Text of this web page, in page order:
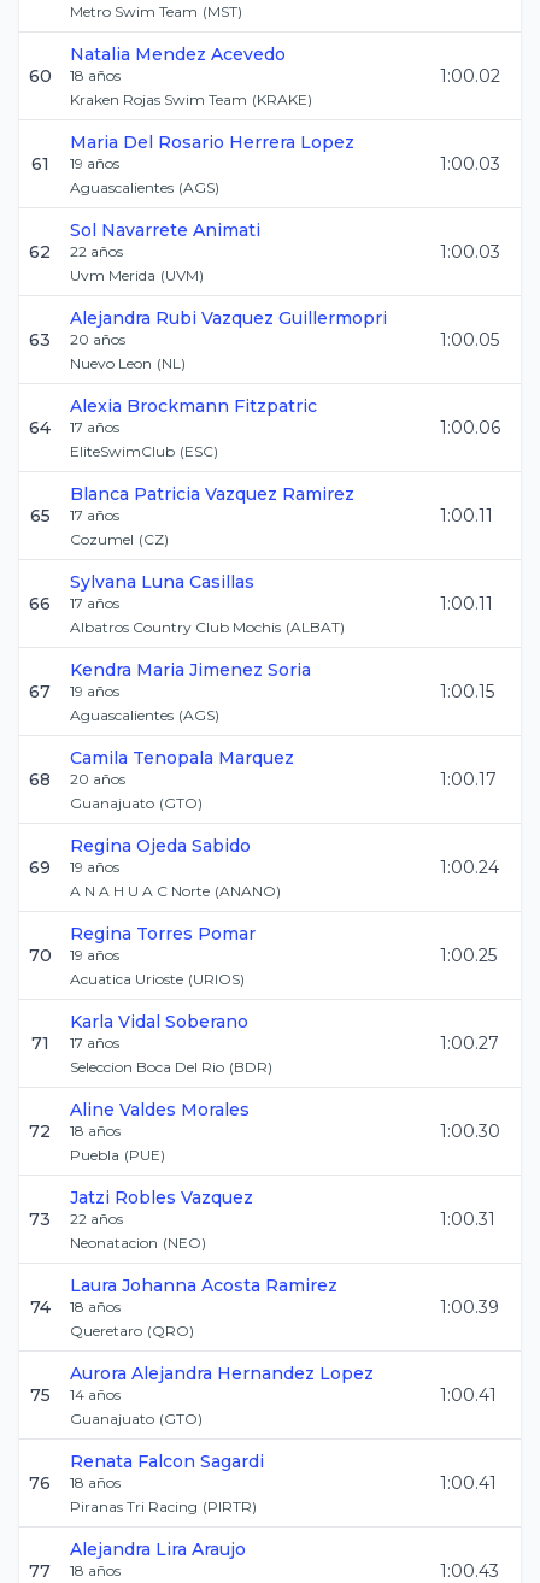
Metro Swim Team (MST)
60
Natalia Mendez Acevedo
18 años
Kraken Rojas Swim Team (KRAKE)
1:00.02
61
Maria Del Rosario Herrera Lopez
19 años
Aguascalientes (AGS)
1:00.03
62
Sol Navarrete Animati
22 años
Uvm Merida (UVM)
1:00.03
63
Alejandra Rubi Vazquez Guillermopri
20 años
Nuevo Leon (NL)
1:00.05
64
Alexia Brockmann Fitzpatric
17 años
EliteSwimClub (ESC)
1:00.06
65
Blanca Patricia Vazquez Ramirez
17 años
Cozumel (CZ)
1:00.11
66
Sylvana Luna Casillas
17 años
Albatros Country Club Mochis (ALBAT)
1:00.11
67
Kendra Maria Jimenez Soria
19 años
Aguascalientes (AGS)
1:00.15
68
Camila Tenopala Marquez
20 años
Guanajuato (GTO)
1:00.17
69
Regina Ojeda Sabido
19 años
A N A H U A C Norte (ANANO)
1:00.24
70
Regina Torres Pomar
19 años
Acuatica Urioste (URIOS)
1:00.25
71
Karla Vidal Soberano
17 años
Seleccion Boca Del Rio (BDR)
1:00.27
72
Aline Valdes Morales
18 años
Puebla (PUE)
1:00.30
73
Jatzi Robles Vazquez
22 años
Neonatacion (NEO)
1:00.31
74
Laura Johanna Acosta Ramirez
18 años
Queretaro (QRO)
1:00.39
75
Aurora Alejandra Hernandez Lopez
14 años
Guanajuato (GTO)
1:00.41
76
Renata Falcon Sagardi
18 años
Piranas Tri Racing (PIRTR)
1:00.41
77
Alejandra Lira Araujo
18 años
1:00.43